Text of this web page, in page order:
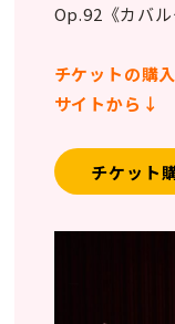
Op.92《カバル
チケットの購
サイトから↓
チケット